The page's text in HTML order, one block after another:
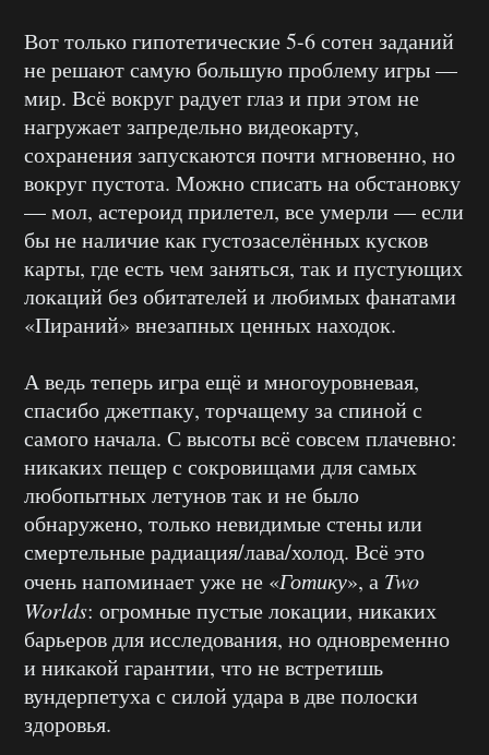
Вот только гипотетические 5-6 сотен заданий
не решают самую большую проблему игры —
мир. Всё вокруг радует глаз и при этом не
нагружает запредельно видеокарту,
сохранения запускаются почти мгновенно, но
вокруг пустота. Можно списать на обстановку
— мол, астероид прилетел, все умерли — если
бы не наличие как густозаселённых кусков
карты, где есть чем заняться, так и пустующих
локаций без обитателей и любимых фанатами
«Пираний» внезапных ценных находок.
А ведь теперь игра ещё и многоуровневая,
спасибо джетпаку, торчащему за спиной с
самого начала. С высоты всё совсем плачевно:
никаких пещер с сокровищами для самых
любопытных летунов так и не было
обнаружено, только невидимые стены или
смертельные радиация/лава/холод. Всё это
очень напоминает уже не «Готику», а Two
Worlds: огромные пустые локации, никаких
барьеров для исследования, но одновременно
и никакой гарантии, что не встретишь
вундерпетуха с силой удара в две полоски
здоровья.